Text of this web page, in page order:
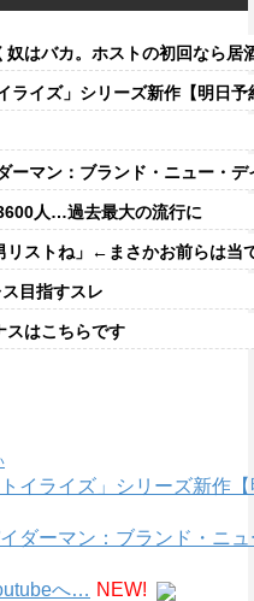
。ホストの初回なら居酒屋より安く飲
ライズ」シリーズ新作【明日予
ブランド・ニュー・デイ」にも出てき
人…過去最大の流行に
トね」←まさかお前らは当ては
目指すスレ
スはこちらです
イライズ」シリーズ新作
イダーマン：ブランド・
へ… NEW!